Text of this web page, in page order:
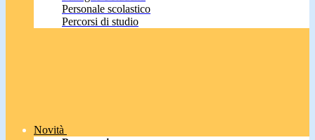
Personale scolastico
Percorsi di studio
Novità